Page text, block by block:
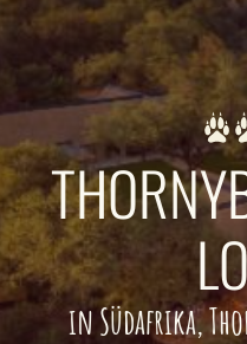
in Südafrika,